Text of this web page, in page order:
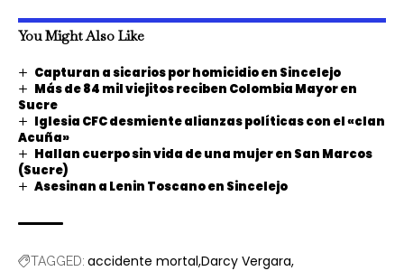
You Might Also Like
Capturan a sicarios por homicidio en Sincelejo
Más de 84 mil viejitos reciben Colombia Mayor en
Sucre
Iglesia CFC desmiente alianzas políticas con el «clan
Acuña»
Hallan cuerpo sin vida de una mujer en San Marcos
(Sucre)
Asesinan a Lenin Toscano en Sincelejo
TAGGED: accidente mortal Darcy Vergara